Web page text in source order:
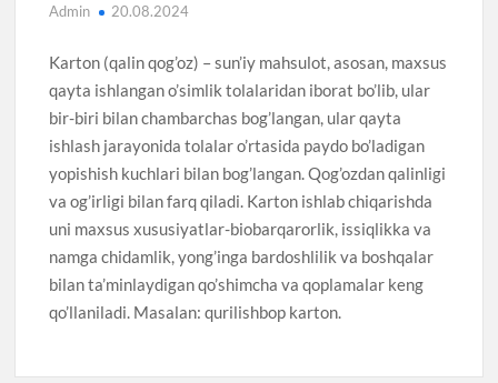
Admin 20.08.2024
Karton (qalin qog’oz) – sun’iy mahsulot, asosan, maxsus
qayta ishlangan o’simlik tolalaridan iborat bo’lib, ular
bir-biri bilan chambarchas bog’langan, ular qayta
ishlash jarayonida tolalar o’rtasida paydo bo’ladigan
yopishish kuchlari bilan bog’langan. Qog’ozdan qalinligi
va og’irligi bilan farq qiladi. Karton ishlab chiqarishda
uni maxsus xususiyatlar-biobarqarorlik, issiqlikka va
namga chidamlik, yong’inga bardoshlilik va boshqalar
bilan ta’minlaydigan qo’shimcha va qoplamalar keng
qo’llaniladi. Masalan: qurilishbop karton.